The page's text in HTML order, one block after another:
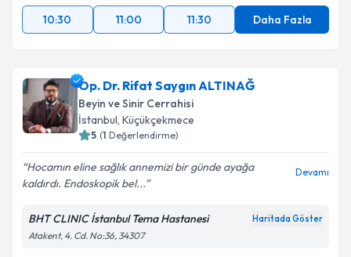
10:30
11:00 11:30 Daha Fazla
Op. Dr. Rifat Saygın ALTINAĞ
Beyin ve Sinir Cerrahisi
İstanbul, Küçükçekmece
5 (1 Değerlendirme)
Hocamın eline sağlık annemizi bir günde ayağa
kaldırdı. Endoskopik bel...
Devamı
BHT CLINIC İstanbul Tema Hastanesi Haritada Göster
Atakent, 4. Cd. No:36, 34307